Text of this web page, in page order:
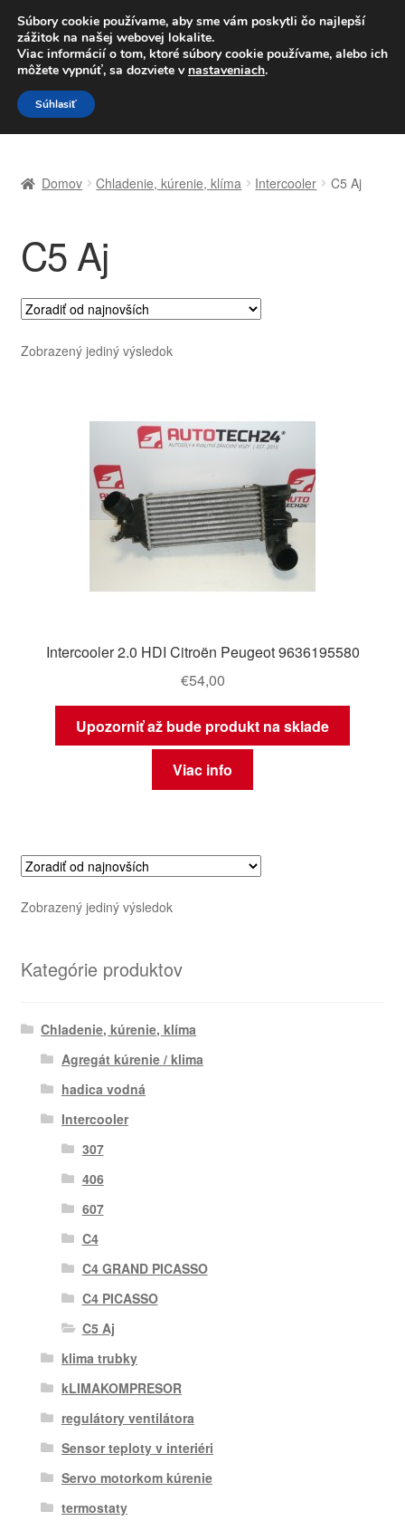
DOPRAVA od 6 EUR
Po–Pi 09:00–16:00 233 221 276
Preskočiť
na
navigáciu
Preskočiť
na
obsah
Celosvetová preprava
Doprava
Kontakt
Košík
Obchodné podmienky
Ochrana osobních údajů
Reklamačný poriadok
Domov Chladenie, kúrenie, klíma Intercooler C5 Aj
C5 Aj
Zobrazený jediný výsledok
Intercooler 2.0 HDI Citroën Peugeot 9636195580
€54,00
Upozorniť až bude produkt na sklade
Viac info
Zobrazený jediný výsledok
Kategórie produktov
Chladenie, kúrenie, klíma
Agregát kúrenie / klima
hadica vodná
Intercooler
307
406
607
C4
C4 GRAND PICASSO
C4 PICASSO
C5 Aj
klima trubky
kLIMAKOMPRESOR
regulátory ventilátora
Sensor teploty v interiéri
Servo motorkom kúrenie
termostaty
Súbory cookie používame, aby sme vám poskytli čo najlepší
zážitok na našej webovej lokalite.
Viac informácií o tom, ktoré súbory cookie používame, alebo ich
môžete vypnúť, sa dozviete v nastaveniach.
Súhlasiť